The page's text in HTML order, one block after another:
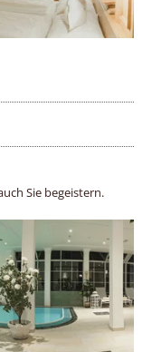
Sie begeistern.